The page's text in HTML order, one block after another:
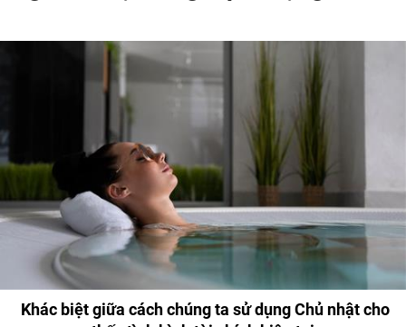
Khác biệt giữa cách chúng ta sử dụng Chủ nhật cho